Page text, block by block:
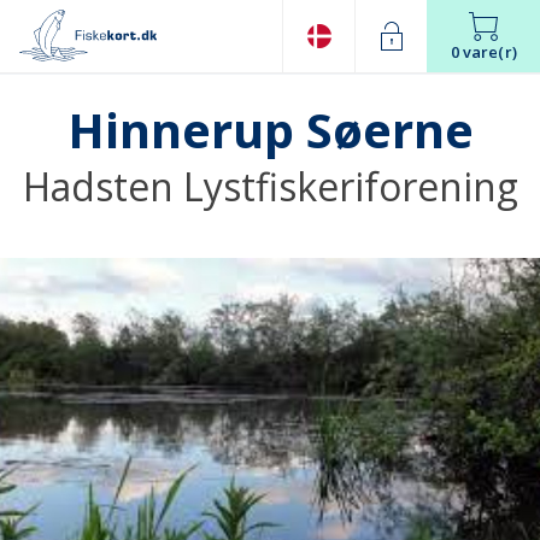
0 vare(r)
Hinnerup Søerne
Hadsten Lystfiskeriforening